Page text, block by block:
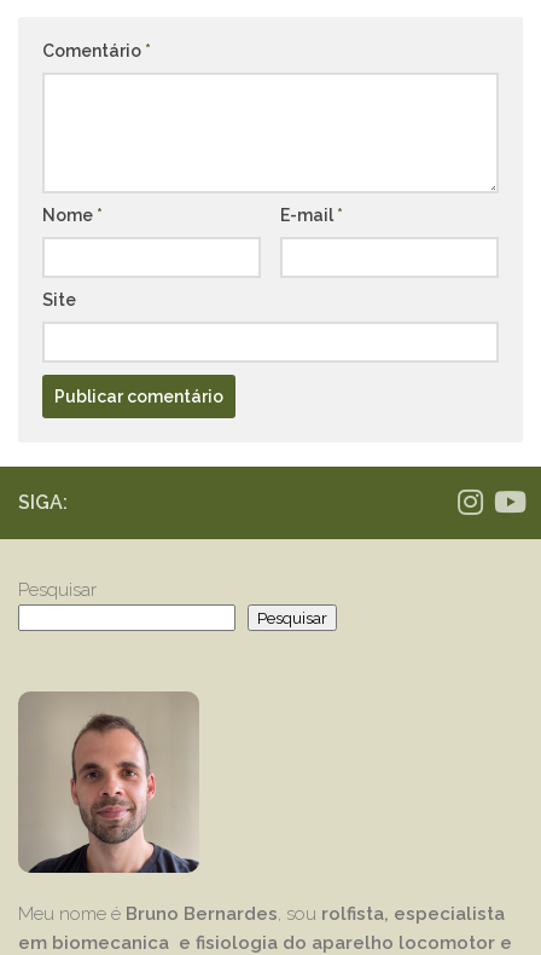
Comentário *
Nome * E-mail *
Site
SIGA:
Pesquisar
Pesquisar
Meu nome é Bruno Bernardes, sou rolfista, especialista
em biomecanica e fisiologia do aparelho locomotor e